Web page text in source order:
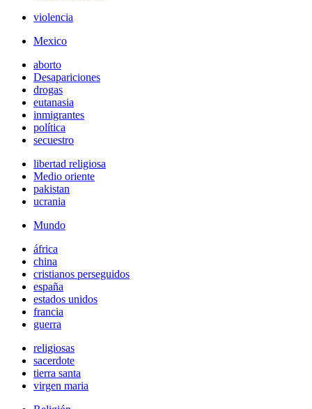
violencia
Mexico
aborto
Desapariciones
drogas
eutanasia
inmigrantes
política
secuestro
libertad religiosa
Medio oriente
pakistan
ucrania
Mundo
áfrica
china
cristianos perseguidos
españa
estados unidos
francia
guerra
religiosas
sacerdote
tierra santa
virgen maria